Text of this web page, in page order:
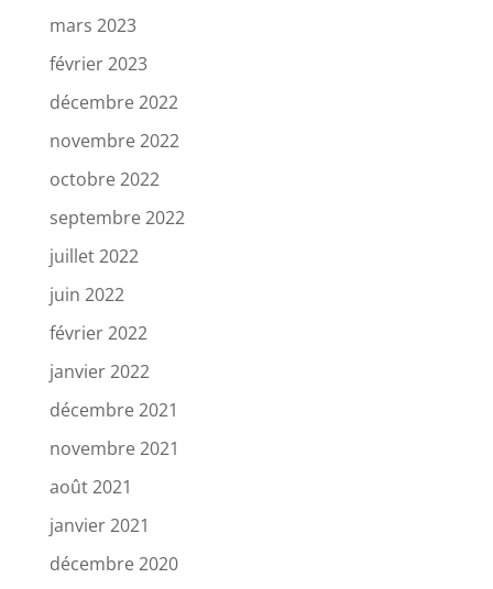
mars 2023
février 2023
décembre 2022
novembre 2022
octobre 2022
septembre 2022
juillet 2022
juin 2022
février 2022
janvier 2022
décembre 2021
novembre 2021
août 2021
janvier 2021
décembre 2020